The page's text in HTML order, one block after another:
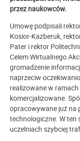
przez naukowców.
Umowę podpisali
Kosior-Kazberuk,
Pater i rektor
Celem Wirtualnego
gromadzenie
naprzeciw
realizowane w
komercjalizowane.
opracowywane już na
technologiczne. W ten
uczelniach szybciej